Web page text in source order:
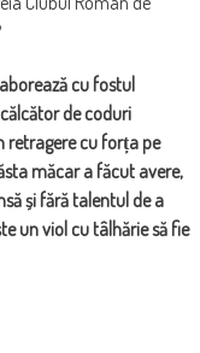
cu fostul
de coduri
retragere cu forța pe
măcar a făcut avere,
și fără talentul de a
un viol cu tâlhărie să fie